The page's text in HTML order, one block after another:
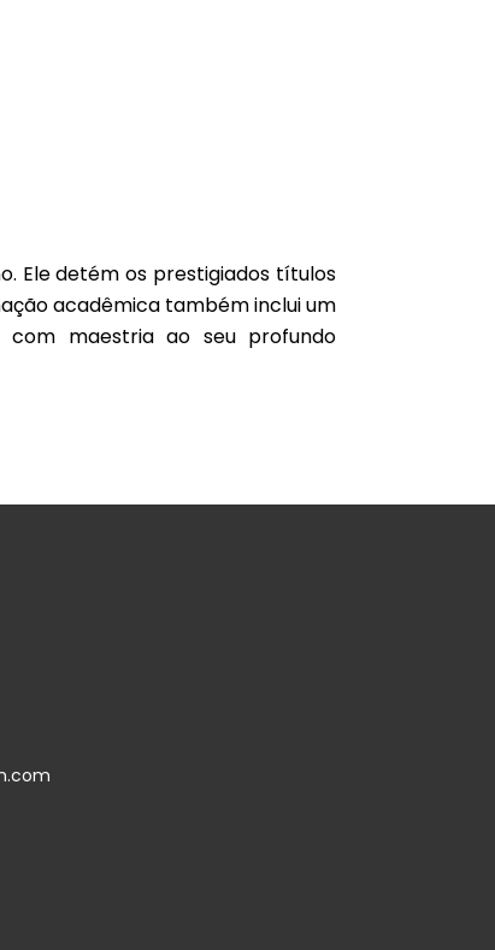
Ele detém os prestigiados títulos
acadêmica também inclui um
com maestria ao seu profundo